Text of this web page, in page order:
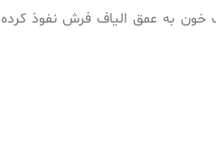
خون به عمق الیاف فرش نفوذ کرده